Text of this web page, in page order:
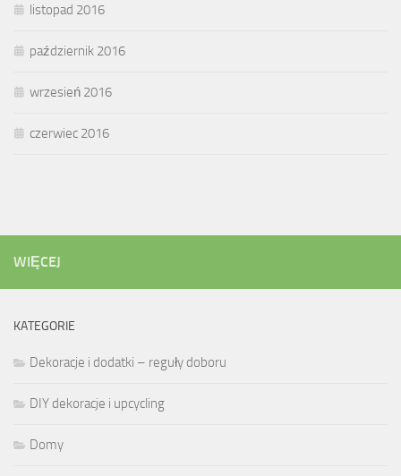
listopad 2016
październik 2016
wrzesień 2016
czerwiec 2016
WIĘCEJ
KATEGORIE
Dekoracje i dodatki – reguły doboru
DIY dekoracje i upcycling
Domy